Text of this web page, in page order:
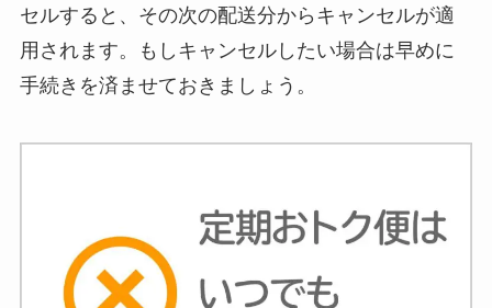
セルすると、その次の配送分からキャンセルが適
用されます。もしキャンセルしたい場合は早めに
手続きを済ませておきましょう。